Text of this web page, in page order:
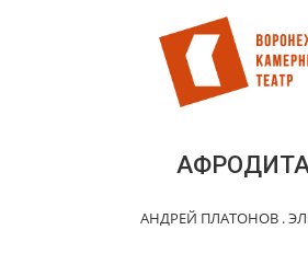
АНДРЕЙ ПЛАТОНОВ .